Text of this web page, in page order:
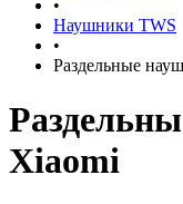
•
Наушники TWS
•
Раздельные
Xiaomi